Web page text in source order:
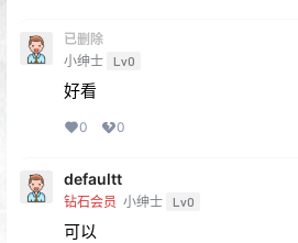
已删除
小绅士 Lv0
好看
0 0
defaultt
钻石会员 小绅士 Lv0
可以